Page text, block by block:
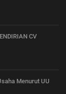
CV
Menurut UU